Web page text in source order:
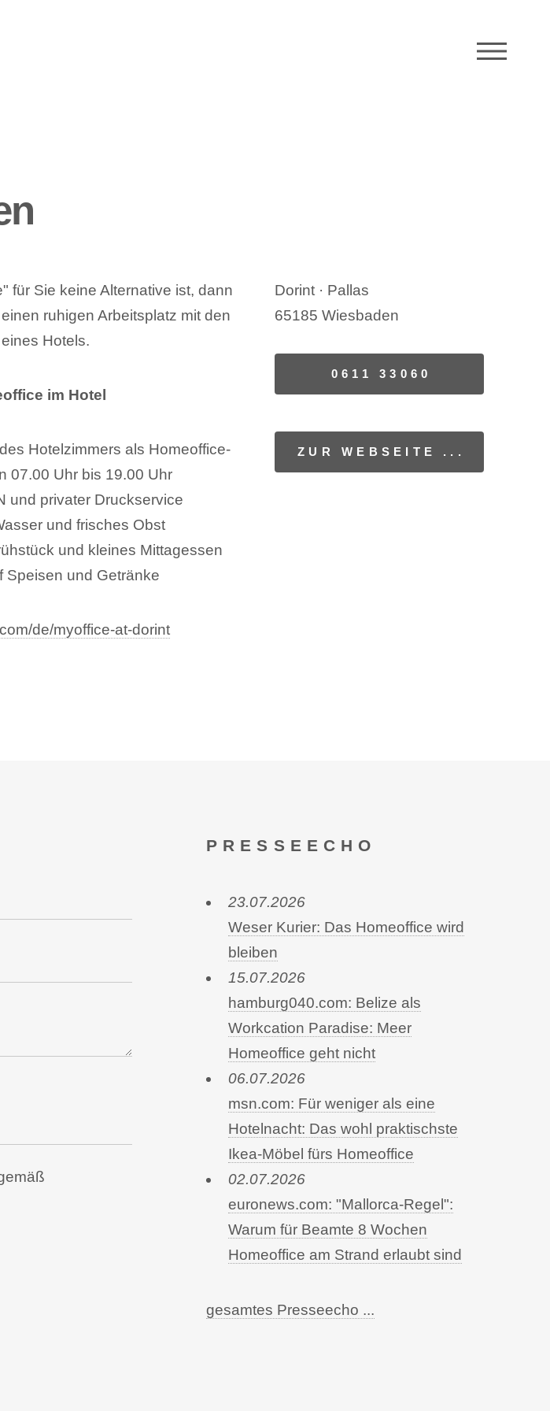
für Sie keine Alternative ist, dann
ruhigen Arbeitsplatz mit den
Hotels.
im Hotel
Hotelzimmers als Homeoffice-
07.00 Uhr bis 19.00 Uhr
und privater Druckservice
und frisches Obst
und kleines Mittagessen
Speisen und Getränke
de/myoffice-at-dorint
Dorint · Pallas
65185 Wiesbaden
0611 33060
ZUR WEBSEITE ...
PRESSEECHO
23.07.2026
Weser Kurier: Das Homeoffice wird
bleiben
15.07.2026
hamburg040.com: Belize als
Workcation Paradise: Meer
Homeoffice geht nicht
06.07.2026
msn.com: Für weniger als eine
Hotelnacht: Das wohl praktischste
Ikea-Möbel fürs Homeoffice
02.07.2026
euronews.com: "Mallorca-Regel":
Warum für Beamte 8 Wochen
Homeoffice am Strand erlaubt sind
gesamtes Presseecho ...